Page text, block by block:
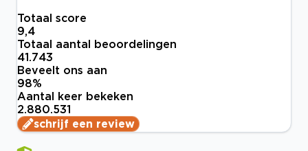
Totaal score
9,4
Totaal aantal beoordelingen
41.743
Beveelt ons aan
98%
Aantal keer bekeken
2.880.531
schrijf een review